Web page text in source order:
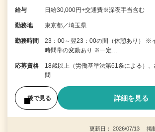
給与 日給30,000円+交通費※深夜手当含む
勤務地 東京都／埼玉県
勤務時間
23：00～翌23：00の間（休憩あり） ※
時間帯の変動あり ※一定…
応募資格
18歳以上（労働基準法第61条による）
問
後で見る 詳細を見る
更新日： 2026/07/13 掲